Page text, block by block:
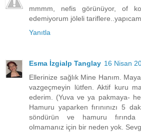
mmmm, nefis görünüyor, of
edemiyorum jöleli
Yanıtla
Esma İzgialp Tanglay 16 Nisan
Ellerinize sağlık Mine Hanım.
vazgeçmeyin lütfen. Aktif kuru
ederim. (Yuva ve ya pakmaya-
Hamuru yaparken fırınınızı 5
söndürün ve hamuru fırında
olmamanız için bir neden yok.